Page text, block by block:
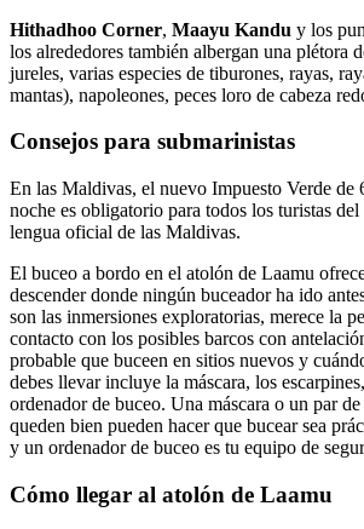
Hithadhoo Corner, Maayu Kandu y los
los alrededores también albergan una plétora
jureles, varias especies de tiburones, rayas,
mantas), napoleones, peces loro de cabeza
Consejos para submarinistas
En las Maldivas, el nuevo Impuesto Verde de
noche es obligatorio para todos los turistas
lengua oficial de las Maldivas.
El buceo a bordo en el atolón de Laamu
descender donde ningún buceador ha ido
son las inmersiones exploratorias, merece la
contacto con los posibles barcos con
probable que buceen en sitios nuevos y
debes llevar incluye la máscara, los
ordenador de buceo. Una máscara o un par
queden bien pueden hacer que bucear sea
y un ordenador de buceo es tu equipo de
Cómo llegar al atolón de Laamu